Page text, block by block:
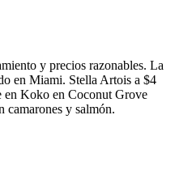
y precios razonables. La
en Miami. Stella Artois a $4
en Koko en Coconut Grove
camarones y salmón.